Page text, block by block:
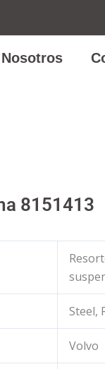
8151413
Steel,
Volvo